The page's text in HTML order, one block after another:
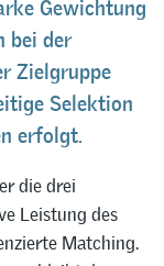
Gewichtung
bei der
Zielgruppe
Selektion
erfolgt.
die drei
Leistung des
Matching.